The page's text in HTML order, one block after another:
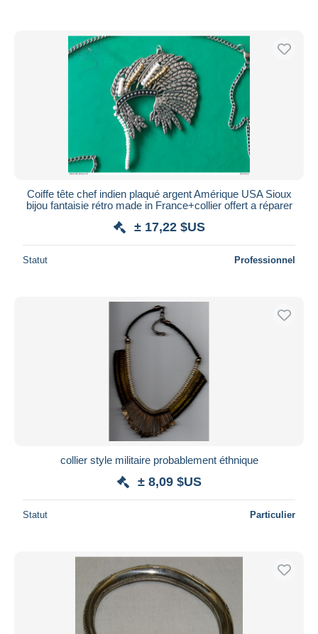
Coiffe tête chef indien plaqué argent Amérique USA Sioux
bijou fantaisie rétro made in France+collier offert a réparer
± 17,22 $US
Statut Professionnel
collier style militaire probablement éthnique
± 8,09 $US
Statut Particulier